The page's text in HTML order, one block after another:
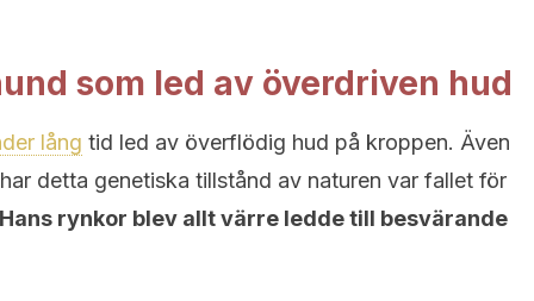
som led av överdriven hud
lång tid led av överflödig hud på kroppen. Även
detta genetiska tillstånd av naturen var fallet för
Hans rynkor blev allt värre ledde till besvärande